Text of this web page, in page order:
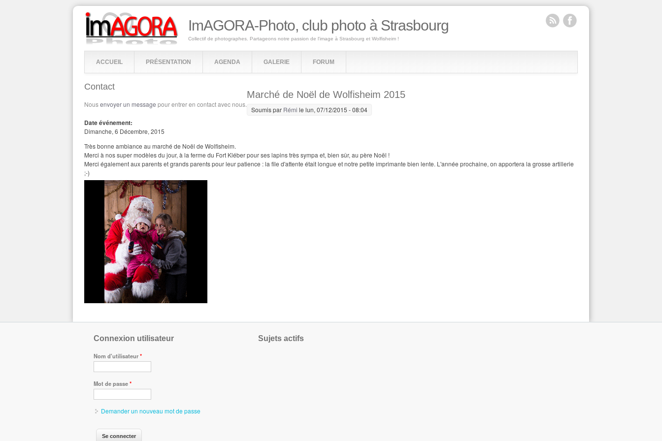
ImAGORA-Photo, club photo à Strasbourg
Collectif de photographes. Partageons notre passion de l'image à Strasbourg et Wolfisheim !
ACCUEIL PRÉSENTATION AGENDA GALERIE FORUM
Contact
Nousenvoyer un message pour entrer en contact avec nous.
Marché de Noël de Wolfisheim 2015
Soumis par Rémi le lun, 07/12/2015 - 08:04
Date événement:
Dimanche, 6 Décembre, 2015
Très bonne ambiance au marché de Noël de Wolfisheim.
Merci à nos super modèles du jour, à la ferme du Fort Kléber pour ses lapins très sympa et, bien sûr, au père Noël !
Merci également aux parents et grands parents pour leur patience : la file d'attente était longue et notre petite imprimante bien lente. L'année prochaine, on apportera la grosse artillerie
;-)
Connexion utilisateur
Nom d'utilisateur*
Mot de passe*
Demander un nouveau mot de passe
Sujets actifs